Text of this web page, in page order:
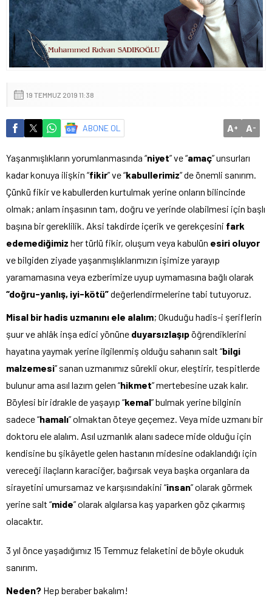
19 TEMMUZ 2019 11:38
ABONE OL A+ A-
Yaşanmışlıkların yorumlanmasında “niyet” ve “amaç” unsurları
kadar konuya ilişkin “fikir” ve “kabullerimiz” de önemli sanırım.
Çünkü fikir ve kabullerden kurtulmak yerine onların bilincinde
olmak; anlam inşasının tam, doğru ve yerinde olabilmesi için başlı
başına bir gereklilik. Aksi takdirde içerik ve gerekçesini fark
edemediğimiz her türlü fikir, oluşum veya kabulün esiri oluyor
ve bilgiden ziyade yaşanmışlıklarımızın işimize yarayıp
yaramamasına veya ezberimize uyup uymamasına bağlı olarak
“doğru-yanlış, iyi-kötü”değerlendirmelerine tabi tutuyoruz.
Misal bir hadis uzmanını ele alalım; Okuduğu hadis-i şeriflerin
şuur ve ahlâk inşa edici yönüne duyarsızlaşıpöğrendiklerini
hayatına yaymak yerine ilgilenmiş olduğu sahanın salt “bilgi
malzemesi” sanan uzmanımız sürekli okur, eleştirir, tespitlerde
bulunur ama asıl lazım gelen “hikmet” mertebesine uzak kalır.
Böylesi bir idrakle de yaşayıp “kemal” bulmak yerine bilginin
sadece “hamalı” olmaktan öteye geçemez. Veya mide uzmanı bir
doktoru ele alalım. Asıl uzmanlık alanı sadece mide olduğu için
kendisine bu şikâyetle gelen hastanın midesine odaklandığı için
vereceği ilaçların karaciğer, bağırsak veya başka organlara da
sirayetini umursamaz ve karşısındakini “insan” olarak görmek
yerine salt “mide” olarak algılarsa kaş yaparken göz çıkarmış
olacaktır.
3 yıl önce yaşadığımız 15 Temmuz felaketini de böyle okuduk
sanırım.
Neden? Hep beraber bakalım!